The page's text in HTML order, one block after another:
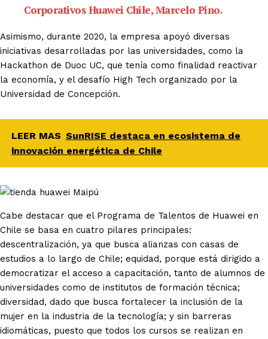
Corporativos Huawei Chile, Marcelo Pino.
Asimismo, durante 2020, la empresa apoyó diversas
iniciativas desarrolladas por las universidades, como la
Hackathon de Duoc UC, que tenía como finalidad reactivar
la economía, y el desafío High Tech organizado por la
Universidad de Concepción.
LEER MAS SunRISE destaca en ecosistema de
innovación energética de Chile
Cabe destacar que el Programa de Talentos de Huawei en
Chile se basa en cuatro pilares principales:
descentralización, ya que busca alianzas con casas de
estudios a lo largo de Chile; equidad, porque está dirigido a
democratizar el acceso a capacitación, tanto de alumnos de
universidades como de institutos de formación técnica;
diversidad, dado que busca fortalecer la inclusión de la
mujer en la industria de la tecnología; y sin barreras
idiomáticas, puesto que todos los cursos se realizan en